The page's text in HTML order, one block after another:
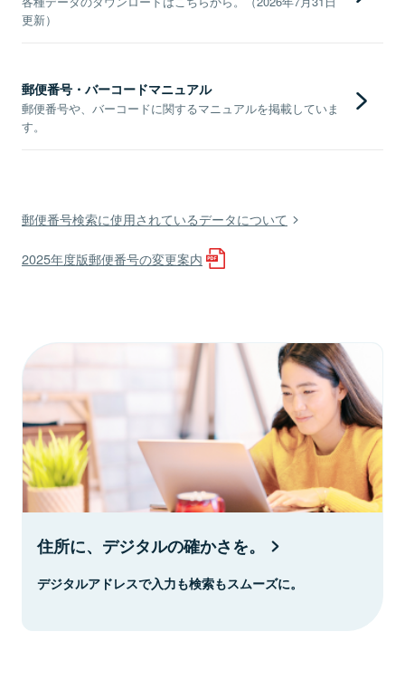
更新）
郵便番号・バーコードマニュアル
郵便番号や、バーコードに関するマニュアルを掲載していま
す。
郵便番号検索に使用されているデータについて
2025年度版郵便番号の変更案内
住所に、デジタルの確かさを。
デジタルアドレスで入力も検索もスムーズに。